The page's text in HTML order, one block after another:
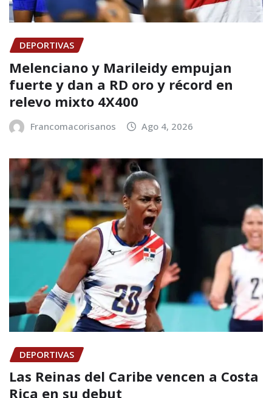
DEPORTIVAS
Melenciano y Marileidy empujan
fuerte y dan a RD oro y récord en
relevo mixto 4X400
Francomacorisanos Ago 4, 2026
DEPORTIVAS
Las Reinas del Caribe vencen a Costa
Rica en su debut